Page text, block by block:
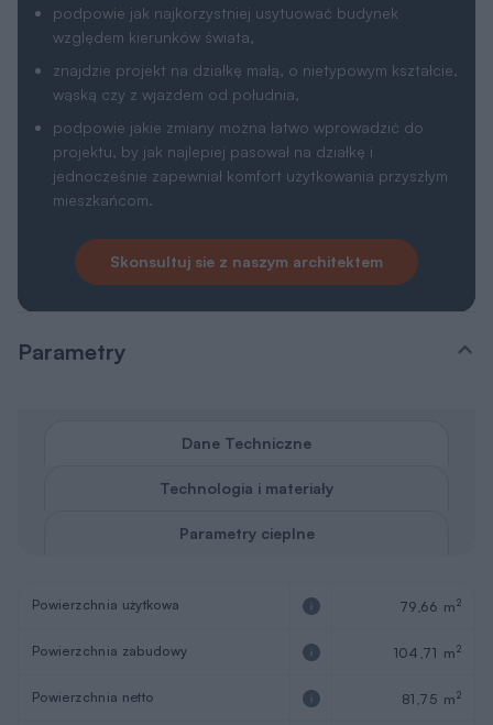
podpowie jak najkorzystniej usytuować budynek
względem kierunków świata,
znajdzie projekt na działkę małą, o nietypowym kształcie,
wąską czy z wjazdem od południa,
podpowie jakie zmiany można łatwo wprowadzić do
projektu, by jak najlepiej pasował na działkę i
jednocześnie zapewniał komfort użytkowania przyszłym
mieszkańcom.
Skonsultuj sie z naszym architektem
Parametry
Dane Techniczne
Technologia i materiały
Parametry cieplne
Powierzchnia użytkowa 79,66 m2
Powierzchnia zabudowy 104,71 m2
Powierzchnia netto 81,75 m2